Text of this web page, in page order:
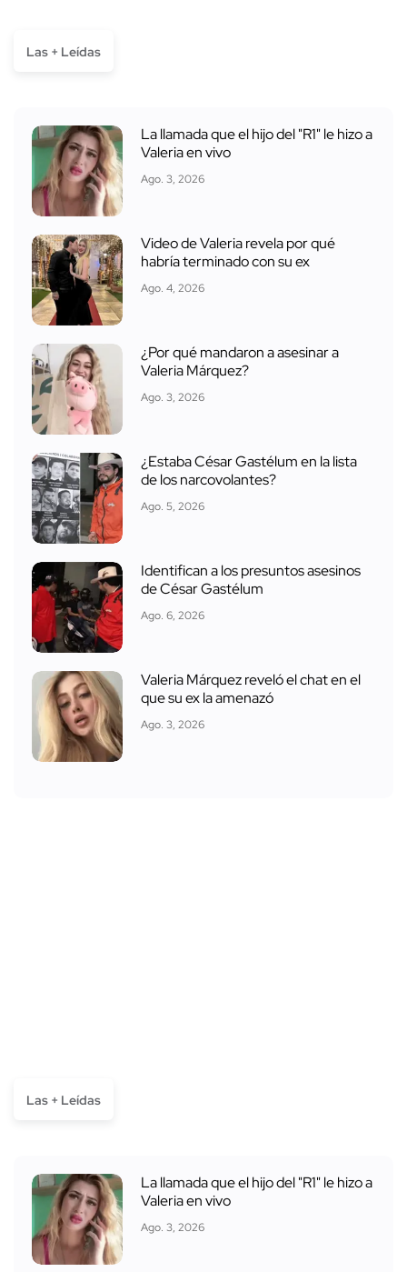
Las + Leídas
La llamada que el hijo del "R1" le hizo a
Valeria en vivo
Ago. 3, 2026
Video de Valeria revela por qué
habría terminado con su ex
Ago. 4, 2026
¿Por qué mandaron a asesinar a
Valeria Márquez?
Ago. 3, 2026
¿Estaba César Gastélum en la lista
de los narcovolantes?
Ago. 5, 2026
Identifican a los presuntos asesinos
de César Gastélum
Ago. 6, 2026
Valeria Márquez reveló el chat en el
que su ex la amenazó
Ago. 3, 2026
Las + Leídas
La llamada que el hijo del "R1" le hizo a
Valeria en vivo
Ago. 3, 2026